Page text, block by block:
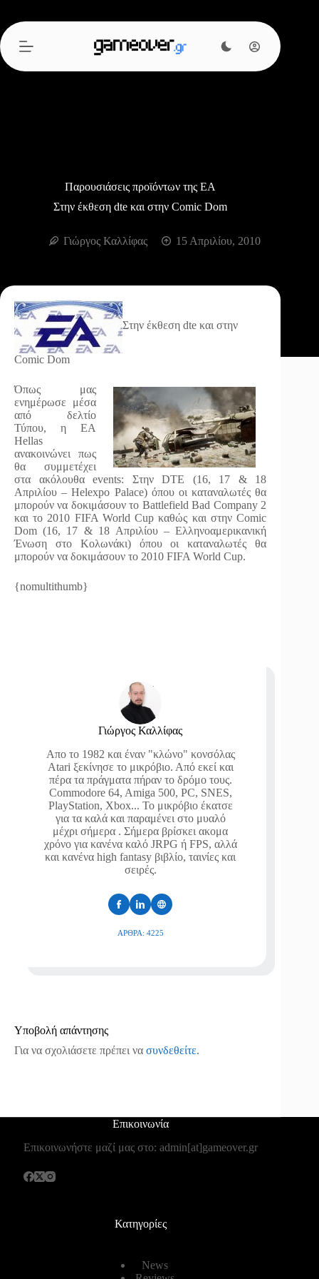
περιεχόμενο
Παρουσιάσεις προϊόντων της ΕΑ
Στην έκθεση dte και στην Comic Dom
Γιώργος Καλλίφας 15 Απριλίου, 2010
Στην έκθεση dte και στην
Comic Dom
Όπως μας
ενημέρωσε μέσα
από δελτίο
Τύπου, η EA
Hellas
ανακοινώνει πως
θα συμμετέχει
στα ακόλουθα events: Στην DTE (16, 17 & 18
Απριλίου – Helexpo Palace) όπου οι καταναλωτές θα
μπορούν να δοκιμάσουν το Battlefield Bad Company 2
και το 2010 FIFA World Cup καθώς και στην Comic
Dom (16, 17 & 18 Απριλίου – Ελληνοαμερικανική
Ένωση στο Κολωνάκι) όπου οι καταναλωτές θα
μπορούν να δοκιμάσουν το 2010 FIFA World Cup.
{nomultithumb}
Γιώργος Καλλίφας
Απο το 1982 και έναν "κλώνο" κονσόλας
Atari ξεκίνησε το μικρόβιο. Από εκεί και
πέρα τα πράγματα πήραν το δρόμο τους.
Commodore 64, Amiga 500, PC, SNES,
PlayStation, Xbox... Το μικρόβιο έκατσε
για τα καλά και παραμένει στο μυαλό
μέχρι σήμερα . Σήμερα βρίσκει ακομα
χρόνο για κανένα καλό JRPG ή FPS, αλλά
και κανένα high fantasy βιβλίο, ταινίες και
σειρές.
ΆΡΘΡΑ: 4225
Υποβολή απάντησης
Για να σχολιάσετε πρέπει να συνδεθείτε.
Επικοινωνία
Επικοινωνήστε μαζί μας στο: admin[at]gameover.gr
Κατηγορίες
News